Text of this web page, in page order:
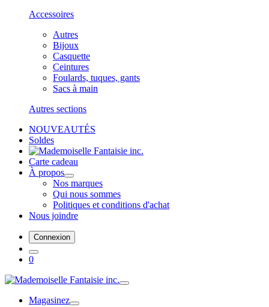
Accessoires
Autres
Bijoux
Casquette
Ceintures
Foulards, tuques, gants
Sacs à main
Autres sections
NOUVEAUTÉS
Soldes
Carte cadeau
À propos
Nos marques
Qui nous sommes
Politiques et conditions d'achat
Nous joindre
Connexion
0
Magasinez